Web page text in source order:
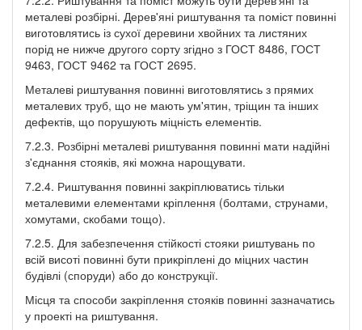
металеві розбірні. Дерев'яні риштування та поміст повинні
виготовлятись із сухої деревини хвойних та листяних
порід не нижче другого сорту згідно з ГОСТ 8486, ГОСТ
9463, ГОСТ 9462 та ГОСТ 2695.
Металеві риштування повинні виготовлятись з прямих
металевих труб, що не мають ум'ятин, тріщин та інших
дефектів, що порушують міцність елементів.
7.2.3. Розбірні металеві риштування повинні мати надійні
з'єднання стояків, які можна нарощувати.
7.2.4. Риштування повинні закріплюватись тільки
металевими елементами кріплення (болтами, струнами,
хомутами, скобами тощо).
7.2.5. Для забезпечення стійкості стояки риштувань по
всій висоті повинні бути прикріплені до міцних частин
будівлі (споруди) або до конструкції.
Місця та способи закріплення стояків повинні зазначатись
у проекті на риштування.